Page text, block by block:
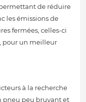
de réduire
les émissions de
fermées, celles-ci
pour un meilleur
à la recherche
pneu peu bruyant et